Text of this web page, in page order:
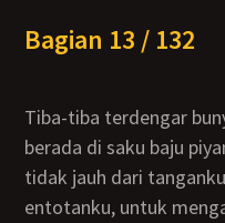
Bagian 13 / 132
Tiba-tiba terdengar bunyi dering handphoneku yang
berada di saku baju
tidak jauh dari
entotanku, untuk